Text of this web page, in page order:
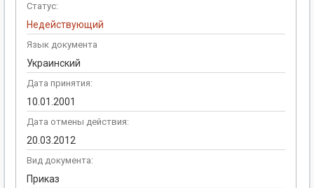
Статус:
Недействующий
Язык документа
Украинский
Дата принятия:
10.01.2001
Дата отмены действия:
20.03.2012
Вид документа:
Приказ